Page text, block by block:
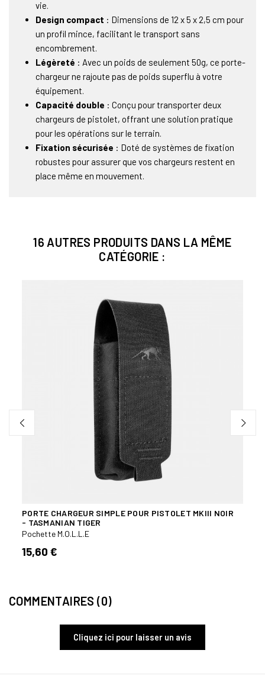
vie.
Design compact : Dimensions de 12 x 5 x 2,5 cm pour
un profil mince, facilitant le transport sans
encombrement.
Légèreté : Avec un poids de seulement 50g, ce porte-
chargeur ne rajoute pas de poids superflu à votre
équipement.
Capacité double : Conçu pour transporter deux
chargeurs de pistolet, offrant une solution pratique
pour les opérations sur le terrain.
Fixation sécurisée : Doté de systèmes de fixation
robustes pour assurer que vos chargeurs restent en
place même en mouvement.
16 AUTRES PRODUITS DANS LA MÊME
CATÉGORIE :
PORTE CHARGEUR SIMPLE POUR PISTOLET MKIII NOIR
- TASMANIAN TIGER
Pochette M.O.L.L.E
15,60 €
COMMENTAIRES (0)
Cliquez ici pour laisser un avis